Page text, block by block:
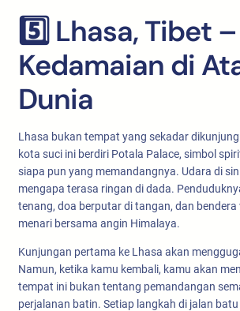
5️⃣ Lhasa, Tibet –
Kedamaian di
Dunia
Lhasa bukan tempat yang sekadar
kota suci ini berdiri Potala Palace, simbol
siapa pun yang memandangnya. Udara di
mengapa terasa ringan di dada.
tenang, doa berputar di tangan, dan
menari bersama angin Himalaya.
Kunjungan pertama ke Lhasa akan
Namun, ketika kamu kembali, kamu akan
tempat ini bukan tentang pemandangan
perjalanan batin. Setiap langkah di jalan